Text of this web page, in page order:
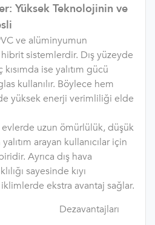
Yüksek Teknolojinin ve
ve alüminyumun
sistemlerdir. Dış yüzeyde
ise yalıtım gücü
kullanılır. Böylece hem
yüksek enerji verimliliği elde
uzun ömürlülük, düşük
arayan kullanıcılar için
Ayrıca dış hava
sayesinde kıyı
ekstra avantaj sağlar.
Dezavantajları